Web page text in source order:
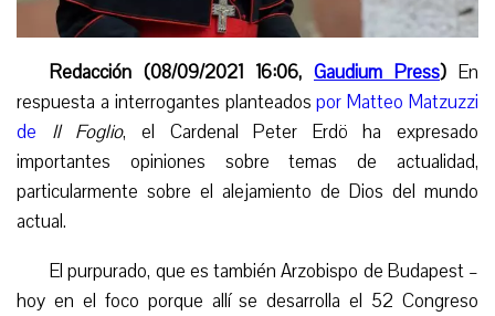
Redacción (08/09/2021 16:06, Gaudium Press) En
respuesta a interrogantes planteadospor Matteo Matzuzzi
de Il Foglio, el Cardenal Peter Erdö ha expresado
importantes opiniones sobre temas de actualidad,
particularmente sobre el alejamiento de Dios del mundo
actual.
El purpurado, que es también Arzobispo de Budapest –
hoy en el foco porque allí se desarrolla el 52 Congreso